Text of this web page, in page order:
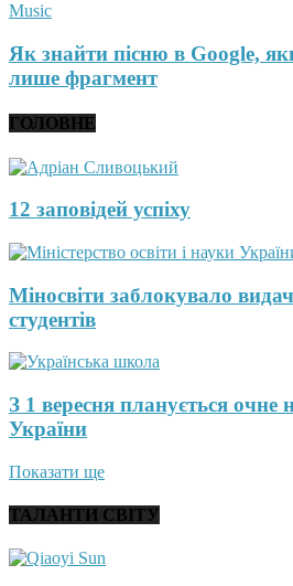
Music
Як знайти пісню в Google,
лише фрагмент
ГОЛОВНЕ
12 заповідей успіху
Міносвіти заблокувало
студентів
З 1 вересня планується
України
Показати ще
ТАЛАНТИ СВІТУ